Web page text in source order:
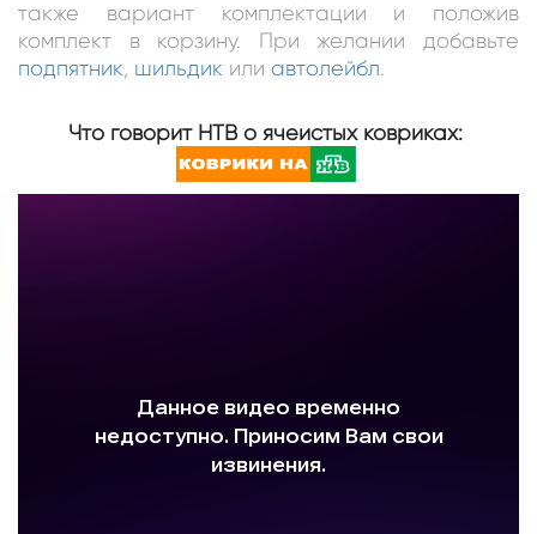
также вариант комплектации и положив
комплект в корзину. При желании добавьте
подпятник, шильдик или автолейбл.
Что говорит НТВ о ячеистых ковриках: